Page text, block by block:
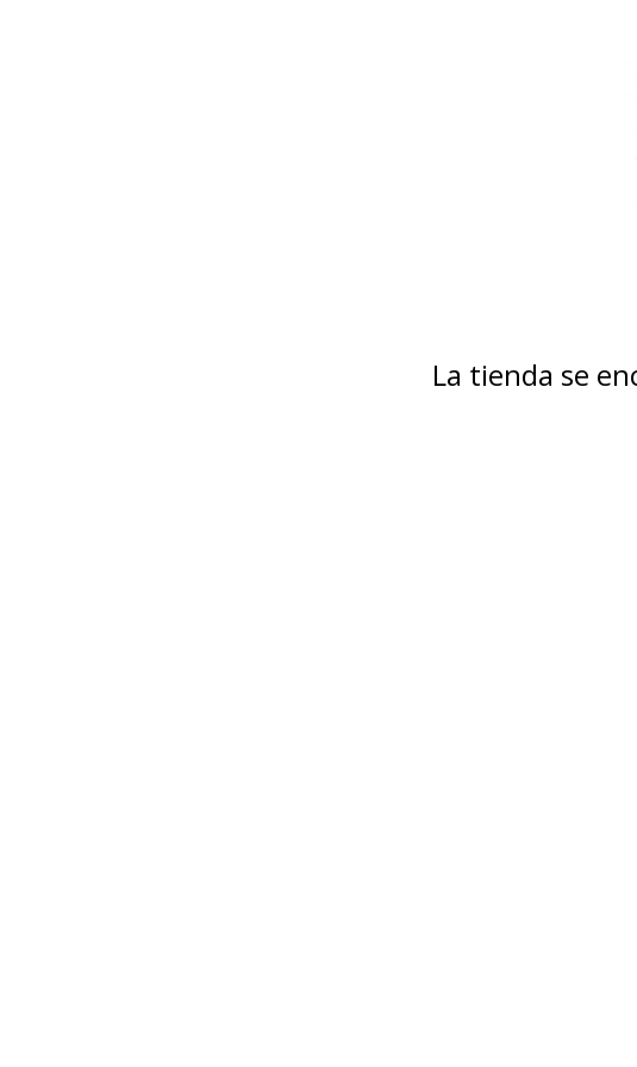
La tienda se